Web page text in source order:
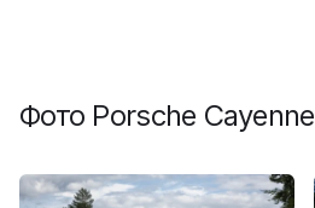
Фото Porsche Cayenne